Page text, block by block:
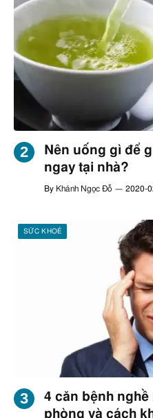
Nên uống gì để
ngay tại nhà?
By Khánh Ngọc Đỗ 2020-
SỨC KHOẺ
4 căn bệnh
phòng và cách